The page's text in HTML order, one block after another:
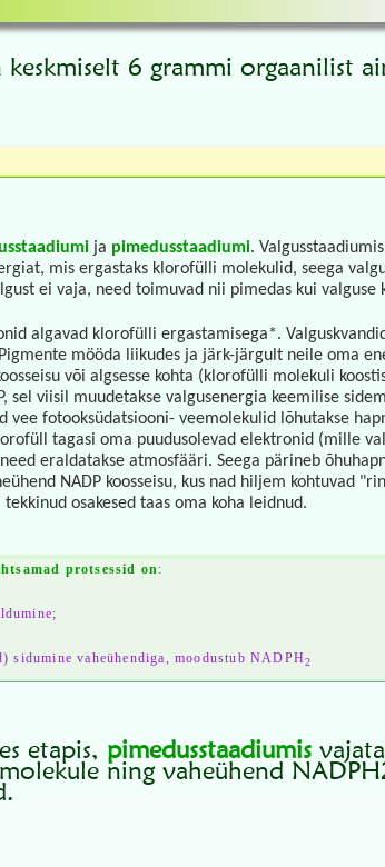
6 grammi orgaanilist
ja pimedusstaadiumi.
mis ergastaks klorofülli molekulid, seega
ei vaja, need toimuvad nii pimedas kui valguse
algavad klorofülli ergastamisega*.
mööda liikudes ja järk-järgult neile oma
või algsesse kohta (klorofülli molekuli
sel viisil muudetakse valgusenergia keemilise
vee fotooksüdatsiooni- veemolekulid lõhutakse
tagasi oma puudusolevad elektronid (mille
eraldatakse atmosfääri. Seega pärineb
NADP koosseisu, kus nad hiljem kohtuvad
osakesed taas oma koha leidnud.
protsessid on :
vaheühendiga, moodustub NADPH2
etapis, pimedusstaadiumis
ning vaheühend